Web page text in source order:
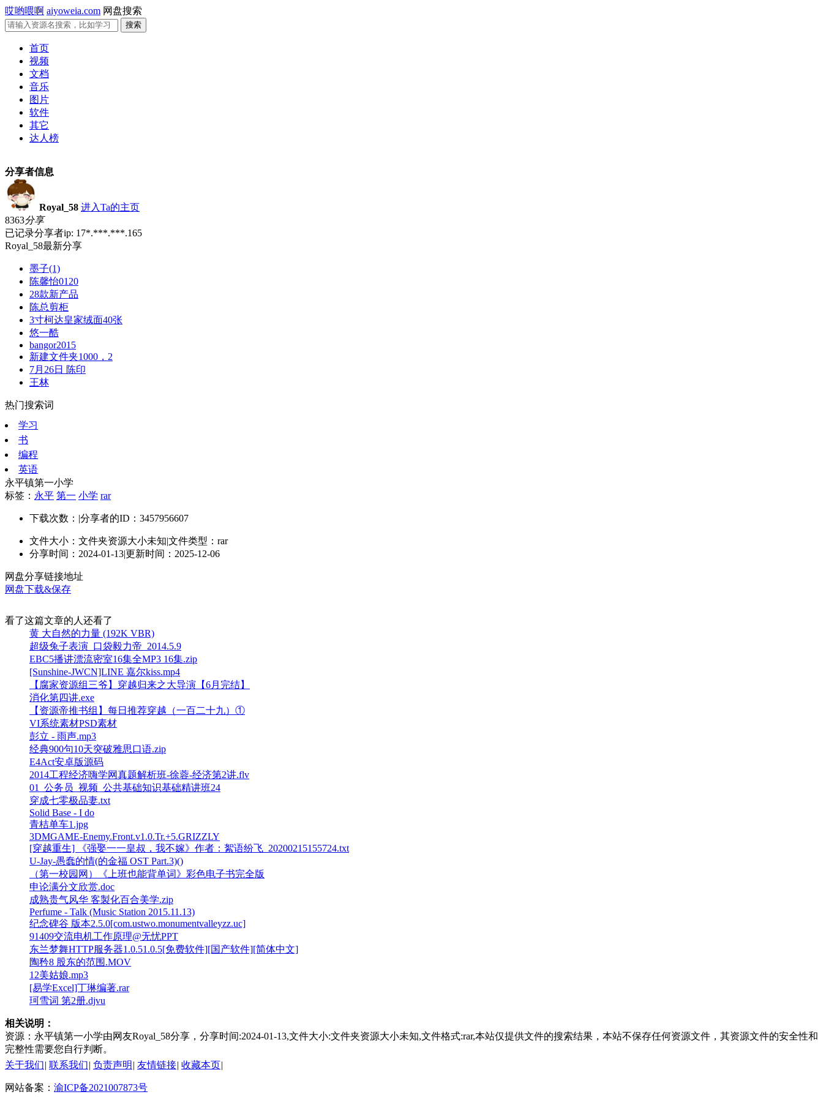
哎哟喂啊 aiyoweia.com 网盘搜索
首页
视频
文档
音乐
图片
软件
其它
达人榜
分享者信息
Royal_58 进入Ta的主页
8363分享
已记录分享者ip: 17*.***.***.165
Royal_58最新分享
墨子(1)
陈馨怡0120
28款新产品
陈总剪柜
3寸柯达皇家绒面40张
悠一酷
bangor2015
新建文件夹1000，2
7月26日 陈印
王林
热门搜索词
学习
书
编程
英语
永平镇第一小学
标签： 永平 第一 小学 rar
下载次数： |分享者的ID：3457956607
文件大小：文件夹资源大小未知|文件类型：rar
分享时间：2024-01-13|更新时间：2025-12-06
网盘分享链接地址
网盘下载&保存
看了这篇文章的人还看了
黄 大自然的力量 (192K VBR)
超级兔子表演_口袋毅力帝_2014.5.9
EBC5播讲漂流密室16集全MP3 16集.zip
[Sunshine-JWCN]LINE 嘉尔kiss.mp4
【腐家资源组三爷】穿越归来之大导演【6月完结】
消化第四讲.exe
【资源帝推书组】每日推荐穿越（一百二十九）①
VI系统素材PSD素材
彭立 - 雨声.mp3
经典900句10天突破雅思口语.zip
E4Act安卓版源码
2014工程经济嗨学网真题解析班-徐蓉-经济第2讲.flv
01_公务员_视频_公共基础知识基础精讲班24
穿成七零极品妻.txt
Solid Base - I do
青桔单车1.jpg
3DMGAME-Enemy.Front.v1.0.Tr.+5.GRIZZLY
[穿越重生] 《强娶一一皇叔，我不嫁》作者：絮语纷飞_20200215155724.txt
U-Jay-愚蠢的情(的金福 OST Part.3)()
（第一校园网）《上班也能背单词》彩色电子书完全版
申论满分文欣赏.doc
成熟贵气风华 客製化百合美学.zip
Perfume - Talk (Music Station 2015.11.13)
纪念碑谷 版本2.5.0[com.ustwo.monumentvalleyzz.uc]
91409交流电机工作原理@无忧PPT
东兰梦舞HTTP服务器1.0.51.0.5[免费软件][国产软件][简体中文]
陶矜8 股东的范围.MOV
12美姑娘.mp3
[易学Excel]丁琳编著.rar
珂雪词 第2册.djvu
相关说明：
资源：永平镇第一小学由网友Royal_58分享，分享时间:2024-01-13,文件大小:文件夹资源大小未知,文件格式:rar,本站仅提供文件的搜索结果，本站不保存任何资源文件，其资源文件的安全性和
完整性需要您自行判断。
关于我们| 联系我们| 负责声明 | 友情链接| 收藏本页|
网站备案： 渝ICP备2021007873号